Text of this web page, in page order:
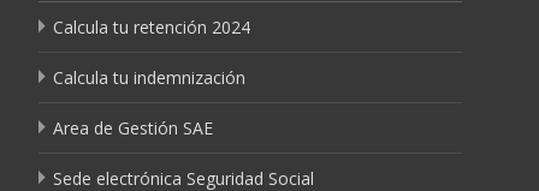
Calcula tu retención 2024
Calcula tu indemnización
Area de Gestión SAE
Sede electrónica Seguridad Social